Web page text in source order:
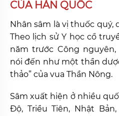
CỦA HÀN QUỐC
Nhân sâm là vị thuốc
Theo lịch sử Y học cổ
năm trước Công
nói đến như một thần
thảo” của vua Thần Nông.
Sâm xuất hiện ở nhiều
Độ, Triều Tiên, Nhật